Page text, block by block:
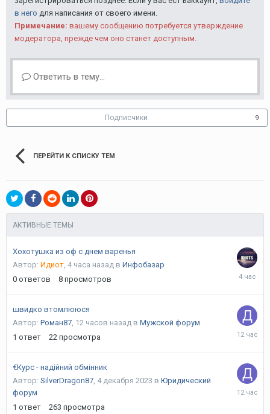
в него для написания от своего имени.
Примечание: вашему сообщению потребуется утверждение
модератора, прежде чем оно станет доступным.
Ответить в тему...
Подписчики 9
ПЕРЕЙТИ К СПИСКУ ТЕМ
АКТИВНЫЕ ТЕМЫ
Хохотушка из оф с днем варенья
Автор: Идиот 4 часа назад в Инфобазар
0 ответов 8 просмотров
4
швидко втомлююся
Автор: Роман87 12 часов назад в Мужской форум
1 ответ 22 просмотра
12
€Курс - надійний обмінник
Автор: SilverDragon87 4 декабря 2023 в Юридический
форум
1 ответ 263 просмотра
12